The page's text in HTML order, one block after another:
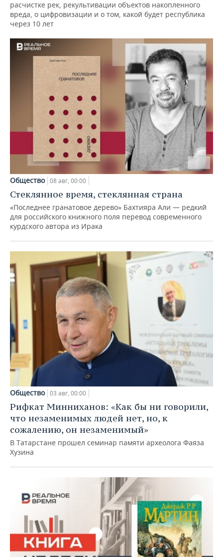
расчистке рек, рекультивации объектов накопленного
вреда, о цифровизации и о том, какой будет республика
через 10 лет
Общество 08 авг, 00:00
Стеклянное время, стеклянная страна
«Последнее гранатовое дерево» Бахтияра Али — редкий
для российского книжного поля перевод современного
курдского автора из Ирака
Общество 03 авг, 00:00
Рифкат Минниханов: «Как бы ни говорили,
что незаменимых людей нет, но, к
сожалению, он незаменимый»
В Татарстане прошел семинар памяти археолога Фаяза
Хузина